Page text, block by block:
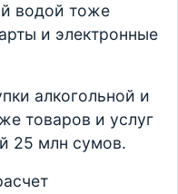
водой тоже
и электронные
алкогольной и
товаров и услуг
25 млн сумов.